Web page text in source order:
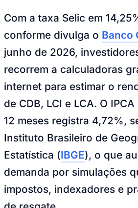
Com a taxa Selic em
conforme divulga o Banco
junho de 2026,
recorrem a calculadoras
internet para estimar o
de CDB, LCI e LCA. O
12 meses registra 4,72%,
Instituto Brasileiro de
Estatística (IBGE), o que
demanda por simulações
impostos, indexadores e